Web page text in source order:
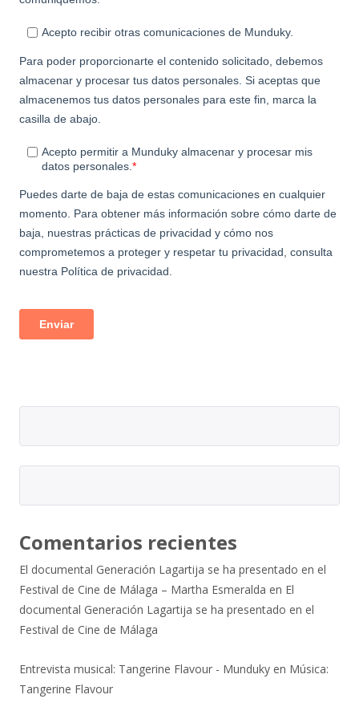
Comentarios recientes
El documental Generación Lagartija se ha presentado en el
Festival de Cine de Málaga – Martha Esmeralda en El
documental Generación Lagartija se ha presentado en el
Festival de Cine de Málaga
Entrevista musical: Tangerine Flavour - Munduky en Música:
Tangerine Flavour